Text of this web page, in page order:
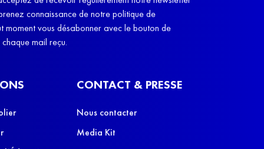
connaissance de notre politique de
moment vous désabonner avec le bouton de
mail reçu.
CONTACT & PRESSE
Nous contacter
Media Kit